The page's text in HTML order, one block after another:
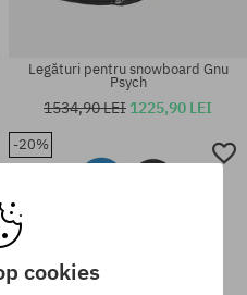
Mărimi existente:
Legături pentru snowboard Gnu
Psych
1534,90 LEI 1225,90 LEI
-20%
cookies